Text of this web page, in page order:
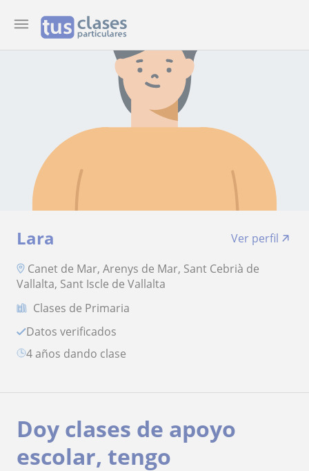
Lara
Ver perfil
Canet de Mar, Arenys de Mar, Sant Cebrià de
Vallalta, Sant Iscle de Vallalta
Clases de Primaria
Datos verificados
4 años dando clase
Doy clases de apoyo
escolar, tengo